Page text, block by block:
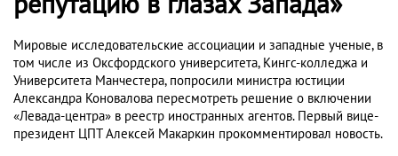
Мировые исследовательские ассоциации и западные ученые, в
том числе из Оксфордского университета, Кингс-колледжа и
Университета Манчестера, попросили министра юстиции
Александра Коновалова пересмотреть решение о включении
«Левада-центра» в реестр иностранных агентов. Первый вице-
президент ЦПТ Алексей Макаркин прокомментировал новость.